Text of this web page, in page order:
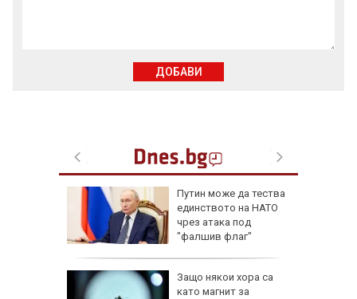
Путин може да тества
единството на НАТО
чрез атака под
"фалшив флаг"
Защо някои хора са
като магнит за
ДОБАВИ